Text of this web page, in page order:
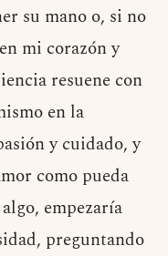
su mano o, si no
mi corazón y
resuene con
en la
y cuidado, y
como pueda
empezaría
preguntando